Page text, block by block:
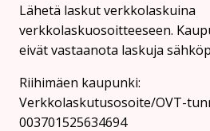
Lähetä laskut verkkolaskuina
verkkolaskuosoitteeseen.
eivät vastaanota laskuja
Riihimäen kaupunki:
Verkkolaskutusosoite/OVT-
003701525634694